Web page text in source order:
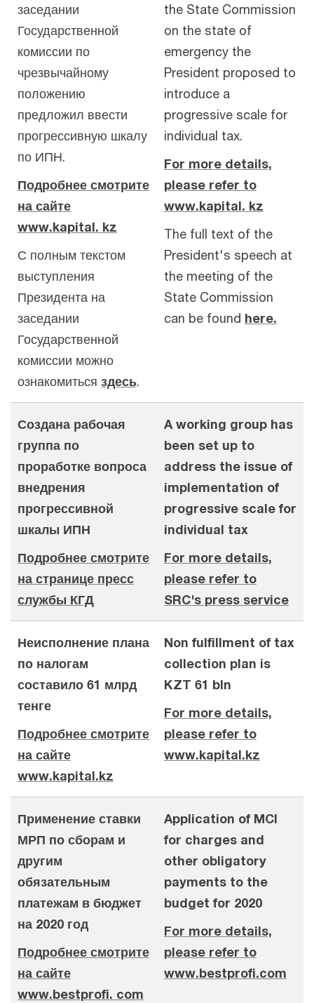
заседании
Государственной
комиссии по
чрезвычайному
положению
предложил ввести
прогрессивную шкалу
по ИПН.
Подробнее смотрите
на сайте
www.kapital. kz
С полным текстом
выступления
Президента на
заседании
Государственной
комиссии можно
ознакомиться здесь.
the State Commission
on the state of
emergency the
President proposed to
introduce a
progressive scale for
individual tax.
For more details,
please refer to
www.kapital. kz
The full text of the
President's speech at
the meeting of the
State Commission
can be found here.
Создана рабочая
группа по
проработке вопроса
внедрения
прогрессивной
шкалы ИПН
Подробнее смотрите
на странице пресс
службы КГД
A working group has
been set up to
address the issue of
implementation of
progressive scale for
individual tax
For more details,
please refer to
SRC's press service
Неисполнение плана
по налогам
составило 61 млрд
тенге
Подробнее смотрите
на сайте
www.kapital.kz
Non fulfillment of tax
collection plan is
KZT 61 bln
For more details,
please refer to
www.kapital.kz
Применение ставки
МРП по сборам и
другим
обязательным
платежам в бюджет
на 2020 год
Подробнее смотрите
на сайте
www.bestprofi. com
Application of MCI
for charges and
other obligatory
payments to the
budget for 2020
For more details,
please refer to
www.bestprofi.com